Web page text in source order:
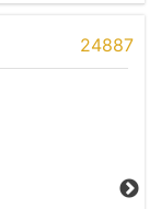
24887